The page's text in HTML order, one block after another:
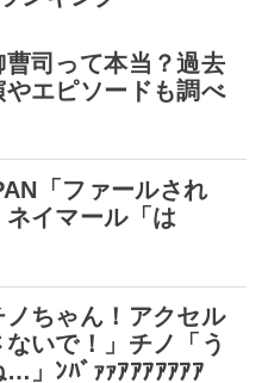
曹司って本当？過去
エピソードも調べ
「ファールされ
イマール「は
ノちゃん！アクセル
いで！」チノ「う
」ﾝﾊﾞｧｧｱｱｱｱｱｱｱ